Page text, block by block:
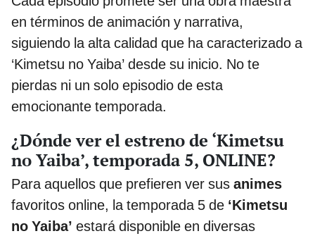
en términos de animación y narrativa,
siguiendo la alta calidad que ha caracterizado a
‘Kimetsu no Yaiba’ desde su inicio. No te
pierdas ni un solo episodio de esta
emocionante temporada.
¿Dónde ver el estreno de ‘Kimetsu
no Yaiba’, temporada 5, ONLINE?
Para aquellos que prefieren ver sus animes
favoritos online, la temporada 5 de ‘Kimetsu
no Yaiba’ estará disponible en diversas